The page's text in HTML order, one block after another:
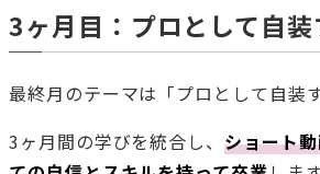
3ヶ月目：プロとして自装
最終月のテーマは「プロとして自装
3ヶ月間の学びを統合し、ショート